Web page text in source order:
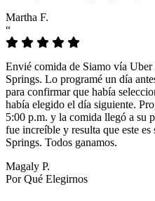
Martha F.
“
Envié comida de Siamo vía
Springs. Lo programé un día
para confirmar que había
había elegido el día siguiente.
5:00 p.m. y la comida llegó a su
fue increíble y resulta que este
Springs. Todos ganamos.
Magaly P.
Por Qué Elegirnos